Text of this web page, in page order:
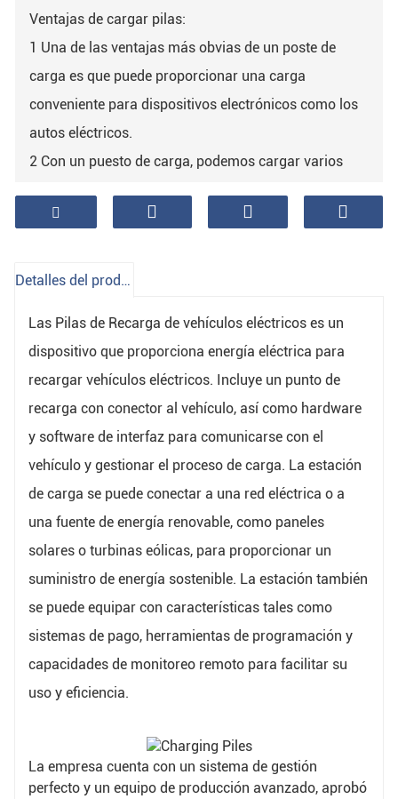
Ventajas de cargar pilas:
1 Una de las ventajas más obvias de un poste de
carga es que puede proporcionar una carga
conveniente para dispositivos electrónicos como los
autos eléctricos.
2 Con un puesto de carga, podemos cargar varios
varios cargadores, lo que también ahorra un tiempo y
3 Además, los puestos de carga no solo brindan
permiten una carga más segura, lo que reduce el
riesgo de mal funcionamiento de los sitios de carga y
del equipo.
Detalles del producto
Las Pilas de Recarga de vehículos eléctricos es un
dispositivo que proporciona energía eléctrica para
recargar vehículos eléctricos. Incluye un punto de
recarga con conector al vehículo, así como hardware
y software de interfaz para comunicarse con el
vehículo y gestionar el proceso de carga. La estación
de carga se puede conectar a una red eléctrica o a
una fuente de energía renovable, como paneles
solares o turbinas eólicas, para proporcionar un
suministro de energía sostenible. La estación también
se puede equipar con características tales como
sistemas de pago, herramientas de programación y
capacidades de monitoreo remoto para facilitar su
uso y eficiencia.
La empresa cuenta con un sistema de gestión
perfecto y un equipo de producción avanzado, aprobó